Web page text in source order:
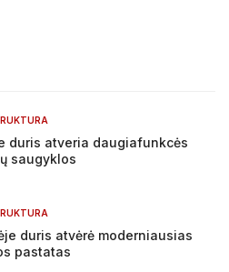
duris atveria daugiafunkcės
saugyklos
duris atvėrė moderniausias
pastatas